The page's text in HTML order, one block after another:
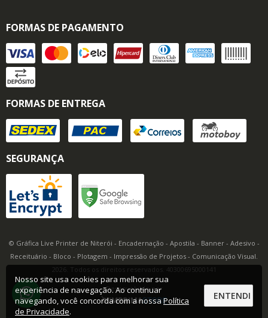
FORMAS DE PAGAMENTO
FORMAS DE ENTREGA
SEGURANÇA
© Gráfica Live Printer de Niterói - Encadernação - Apostila - Banner - Adesivo -
Receituário - Bloco - Plotagem - Impressão de Projetos - Comunicação Visual.
2026. Todos os direitos reservados. 40300695000141
Desenvolvido por
Nosso site usa cookies para melhorar sua
experiência de navegação. Ao continuar
navegando, você concorda com a nossaPolítica
de Privacidade.
ENTENDI